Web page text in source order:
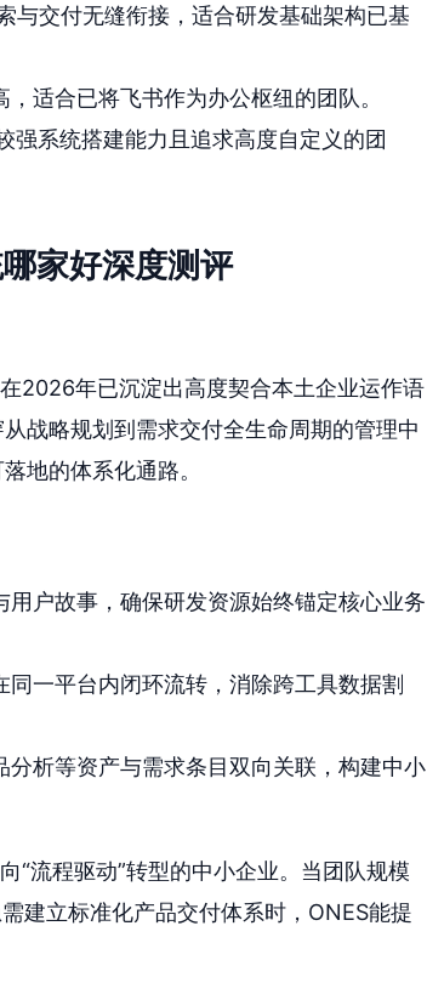
与交付无缝衔接，适合研发基础架构已基
适合已将飞书作为办公枢纽的团队。
强系统搭建能力且追求高度自定义的团
家好深度测评
2026年已沉淀出高度契合本土企业运作语
战略规划到需求交付全生命周期的管理中
地的体系化通路。
户故事，确保研发资源始终锚定核心业务
同一平台内闭环流转，消除跨工具数据割
析等资产与需求条目双向关联，构建中小
“流程驱动”转型的中小企业。当团队规模
建立标准化产品交付体系时，ONES能提